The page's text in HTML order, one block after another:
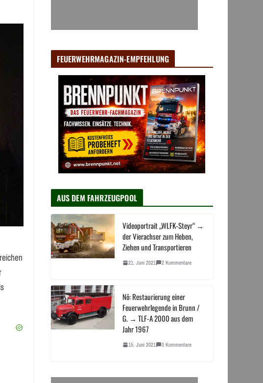
FEUERWEHRMAGAZIN-EMPFEHLUNG
AUS DEM FAHRZEUGPOOL
Videoportrait „WLFK-Steyr“ →
der Vierachser zum Heben,
Ziehen und Transportieren
21. Juni 2021 2 Kommentare
Nö: Restaurierung einer
Feuerwehrlegende in Brunn /
G. → TLF-A 2000 aus dem
Jahr 1967
15. Juni 2021 0 Kommentare